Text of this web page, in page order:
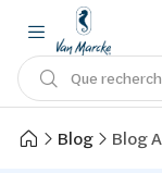
Que
Blog Blog